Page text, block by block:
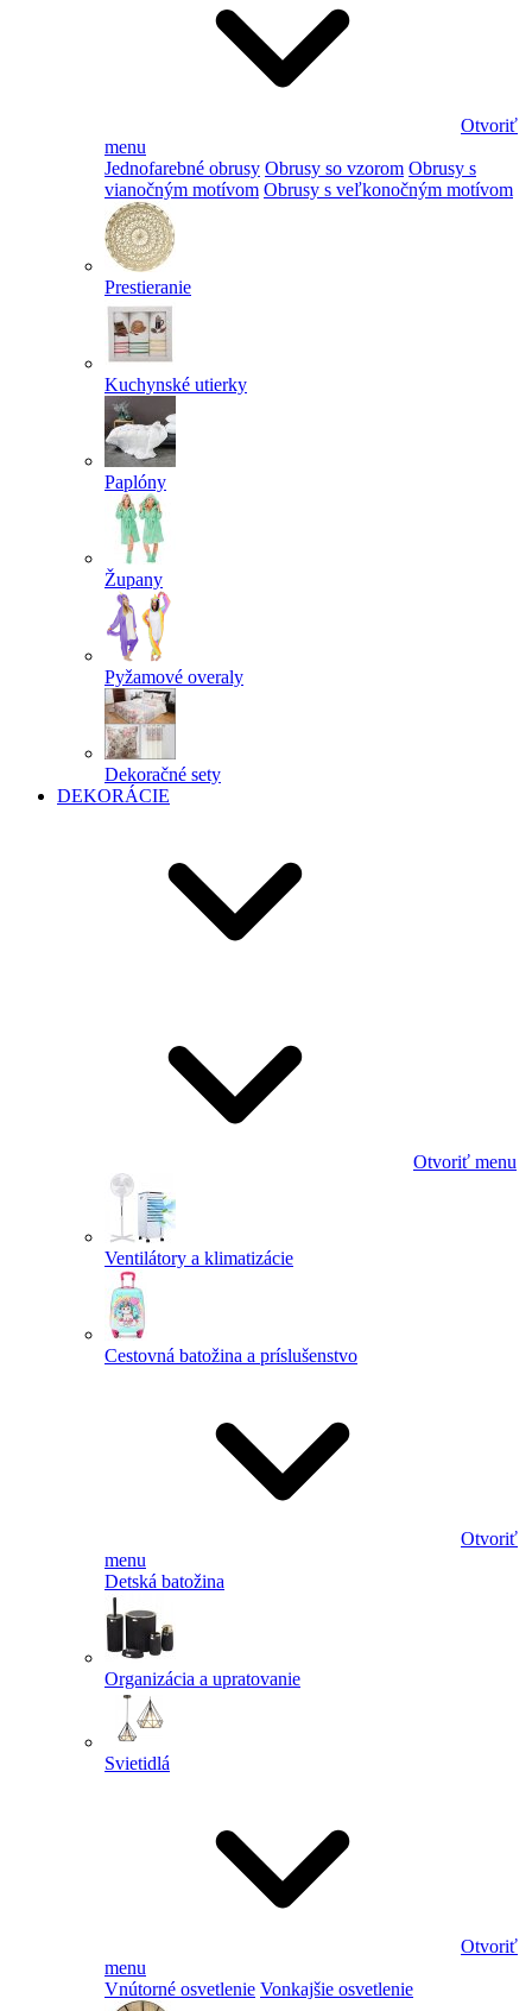
Otvoriť
menu
Jednofarebné obrusy Obrusy so vzorom Obrusy s
vianočným motívom Obrusy s veľkonočným motívom
Prestieranie
Kuchynské utierky
Paplóny
Župany
Pyžamové overaly
Dekoračné sety
DEKORÁCIE
Otvoriť menu
Ventilátory a klimatizácie
Cestovná batožina a príslušenstvo
Otvoriť
menu
Detská batožina
Organizácia a upratovanie
Svietidlá
Otvoriť
menu
Vnútorné osvetlenie Vonkajšie osvetlenie